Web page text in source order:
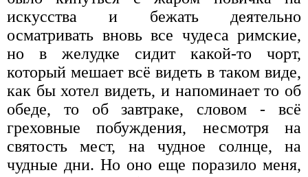
искусства и бежать деятельно
осматривать вновь все чудеса римские,
но в желудке сидит какой-то чорт,
который мешает всё видеть в таком виде,
как бы хотел видеть, и напоминает то об
обеде, то об завтраке, словом - всё
греховные побуждения, несмотря на
святость мест, на чудное солнце, на
чудные дни. Но оно еще поразило меня,